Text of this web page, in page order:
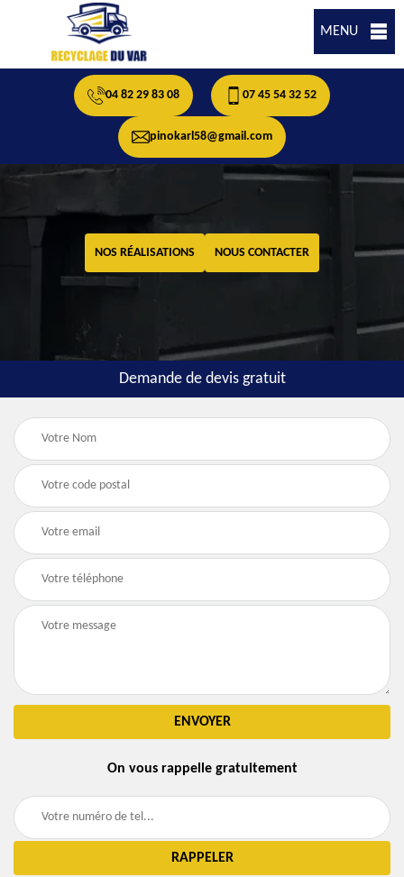
MENU
04 82 29 83 08 07 45 54 32 52
pinokarl58@gmail.com
NOS RÉALISATIONS NOUS CONTACTER
Demande de devis gratuit
On vous rappelle gratuitement